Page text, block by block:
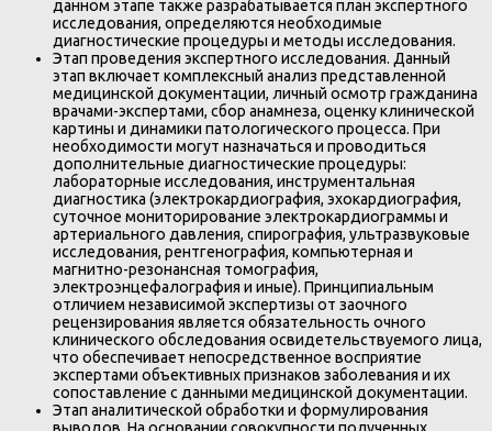
данном этапе также разрабатывается план экспертного
исследования, определяются необходимые
диагностические процедуры и методы исследования.
Этап проведения экспертного исследования. Данный
этап включает комплексный анализ представленной
медицинской документации, личный осмотр гражданина
врачами-экспертами, сбор анамнеза, оценку клинической
картины и динамики патологического процесса. При
необходимости могут назначаться и проводиться
дополнительные диагностические процедуры:
лабораторные исследования, инструментальная
диагностика (электрокардиография, эхокардиография,
суточное мониторирование электрокардиограммы и
артериального давления, спирография, ультразвуковые
исследования, рентгенография, компьютерная и
магнитно-резонансная томография,
электроэнцефалография и иные). Принципиальным
отличием независимой экспертизы от заочного
рецензирования является обязательность очного
клинического обследования освидетельствуемого лица,
что обеспечивает непосредственное восприятие
экспертами объективных признаков заболевания и их
сопоставление с данными медицинской документации.
Этап аналитической обработки и формулирования